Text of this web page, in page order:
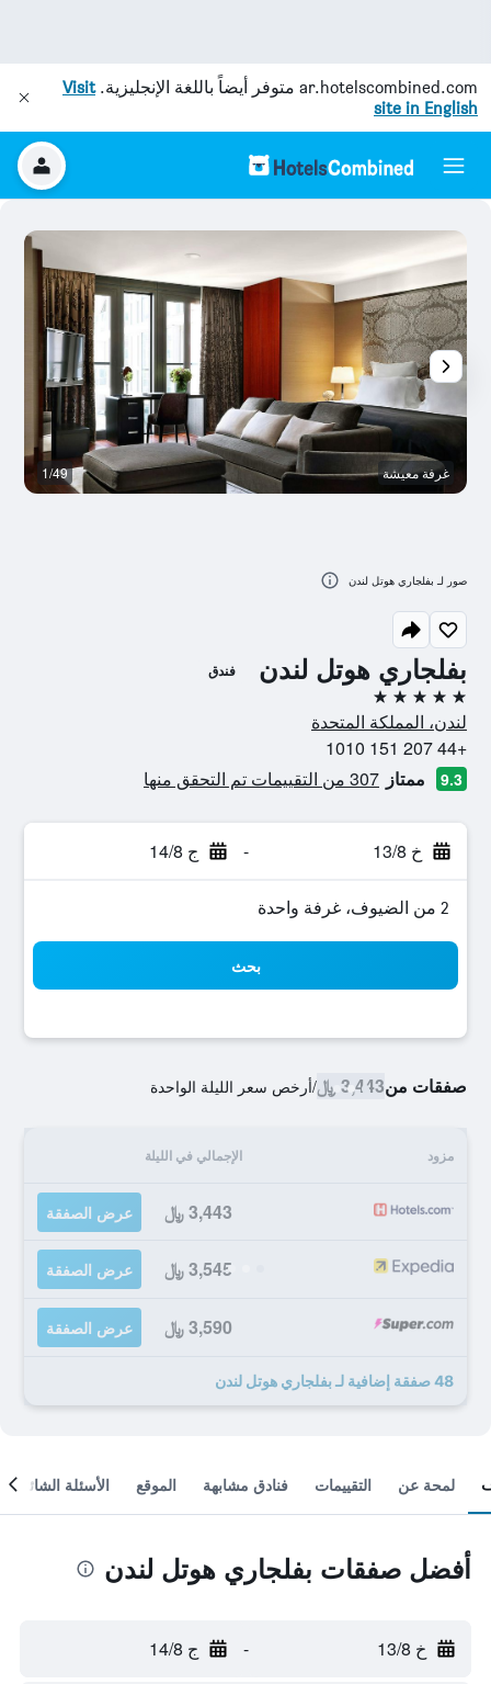
ar.hotelscombined.com متوفر أيضاً باللغة الإنجليزية.Visit
site in English
بفلجاري هوتل لندن فندق
5 نجوم
لندن، المملكة المتحدة
+44 207 151 1010
9.3 ممتاز 307 من التقييمات تم التحقق منها
خ 13/8 - ج 14/8
2 من الضيوف، غرفة واحدة
بحث
صفقات من3,443 ﷼ /أرخص سعر الليلة الواحدة
مزود الإجمالي في الليلة
3,443 ﷼ عرض الصفقة
3,545 ﷼ عرض الصفقة
3,590 ﷼ عرض الصفقة
48 صفقة إضافية لـ بفلجاري هوتل لندن
غرفة معيشة 1/49
صور لـ بفلجاري هوتل لندن
لمحة عن التقييمات فنادق مشابهة الموقع الأسئلة الشائعة
أفضل صفقات بفلجاري هوتل لندن
خ 13/8 - ج 14/8